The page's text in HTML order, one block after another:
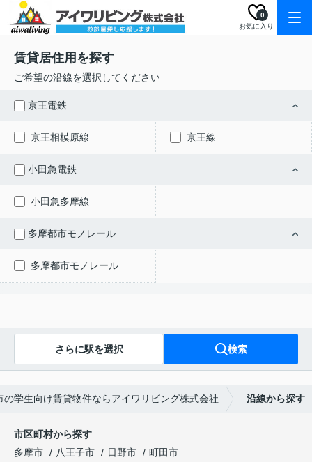
お気に入り
0
賃貸居住用を探す
ご希望の沿線を選択してください
京王電鉄
京王相模原線 京王線
小田急電鉄
小田急多摩線
多摩都市モノレール
多摩都市モノレール
さらに駅を選択 検索
の学生向け賃貸物件ならアイワリビング株式会社 沿線から探す
市区町村から探す
多摩市
八王子市 日野市
町田市